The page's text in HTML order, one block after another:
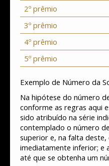
2º prêmio
3º prêmio
4º prêmio
5º prêmio
Exemplo de Número da
Na hipótese do número
conforme as regras aqui
sido atribuído na série
contemplado o número
superior e, na falta
imediatamente inferior; e
até que se obtenha um